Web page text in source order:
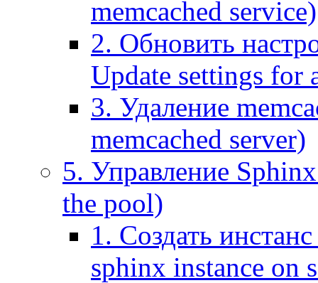
memcached service)
2. Обновить
Update settings for
3. Удаление
memcached server)
5. Управление
the pool)
1. Создать
sphinx instance on